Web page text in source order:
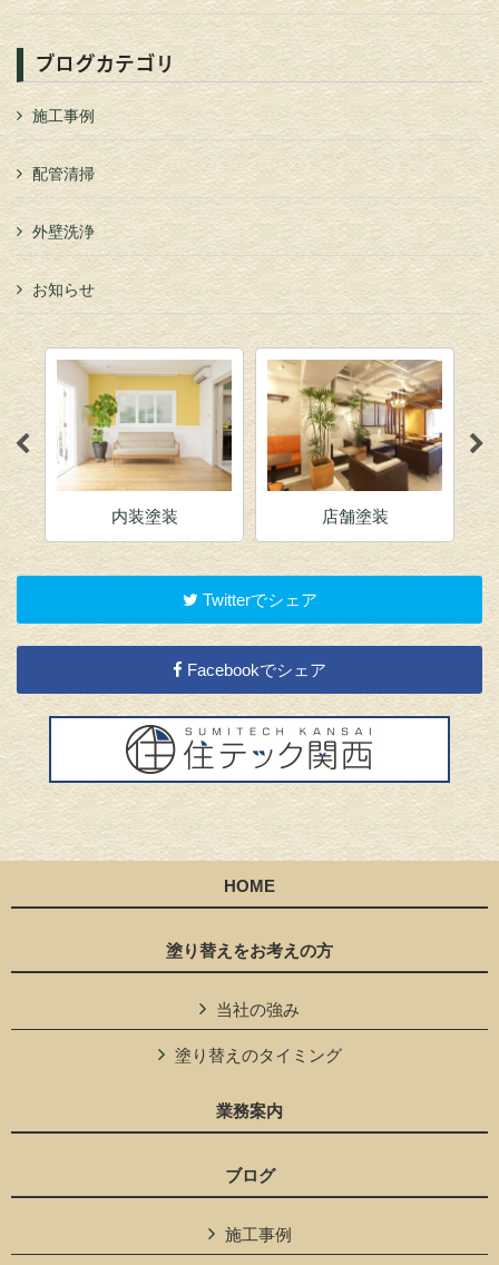
ブログカテゴリ
施工事例
配管清掃
外壁洗浄
お知らせ
内装塗装 店舗塗装
Twitterでシェア
Facebookでシェア
HOME
塗り替えをお考えの方
当社の強み
塗り替えのタイミング
業務案内
ブログ
施工事例